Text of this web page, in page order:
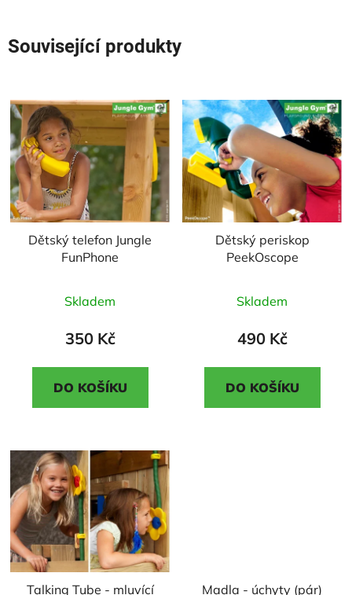
Související produkty
Dětský telefon Jungle
FunPhone
hodnocení
produktu
5,0
z
Skladem
350 Kč
DO KOŠÍKU
Dětský periskop
PeekOscope
hodnocení
produktu
3,5
z
Skladem
490 Kč
DO KOŠÍKU
Talking Tube - mluvící
Madla - úchyty (pár)